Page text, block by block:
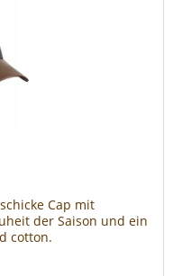
Cap mit
der Saison und ein
cotton.